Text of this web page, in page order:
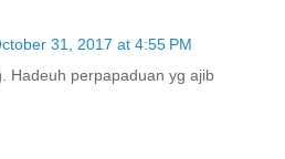
31, 2017 at 4:55 PM
Hadeuh perpapaduan yg ajib